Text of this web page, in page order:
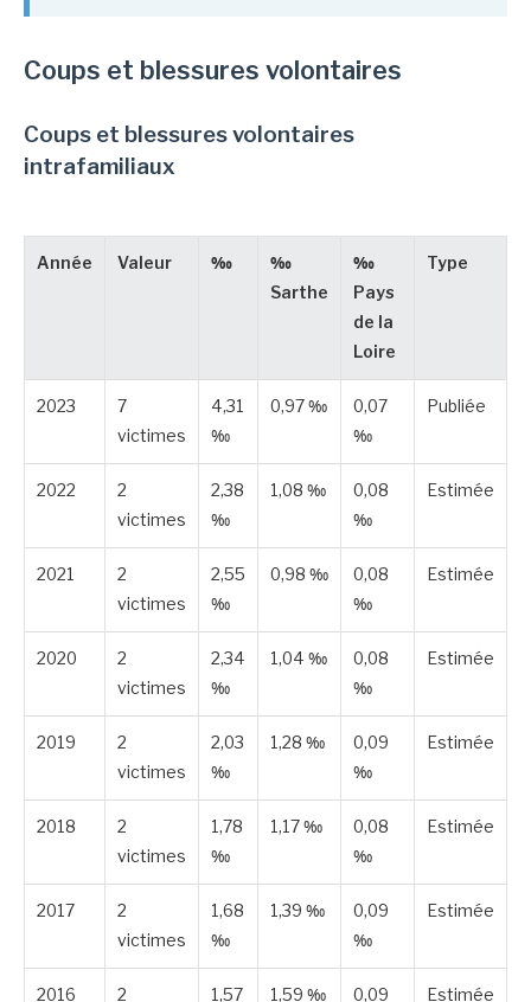
Coups et blessures volontaires
Coups et blessures volontaires
intrafamiliaux
Année Valeur ‰
‰
Sarthe
‰
Pays
de la
Loire
Type
2023
7
victimes
4,31
‰
0,97 ‰
0,07
‰
Publiée
2022
2
victimes
2,38
‰
1,08 ‰
0,08
‰
Estimée
2021
2
victimes
2,55
‰
0,98 ‰
0,08
‰
Estimée
2020
2
victimes
2,34
‰
1,04 ‰
0,08
‰
Estimée
2019
2
victimes
2,03
‰
1,28 ‰
0,09
‰
Estimée
2018
2
victimes
1,78
‰
1,17 ‰
0,08
‰
Estimée
2017
2
victimes
1,68
‰
1,39 ‰
0,09
‰
Estimée
2016 2 1,57 1,59 ‰ 0,09 Estimée